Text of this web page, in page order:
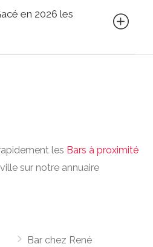
en 2026 les
les Bars à proximité
sur notre annuaire
Bar chez René